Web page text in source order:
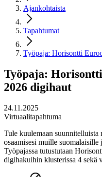
Ajankohtaista
Tapahtumat
Työpaja: Horisontti
Työpaja:
2026 digihaut
24.11.2025
Virtuaalitapahtuma
Tule kuulemaan suunnitelluista
osaamisesi muille
Työpajassa tutustutaan
digihakuihin klusterissa 4 sekä